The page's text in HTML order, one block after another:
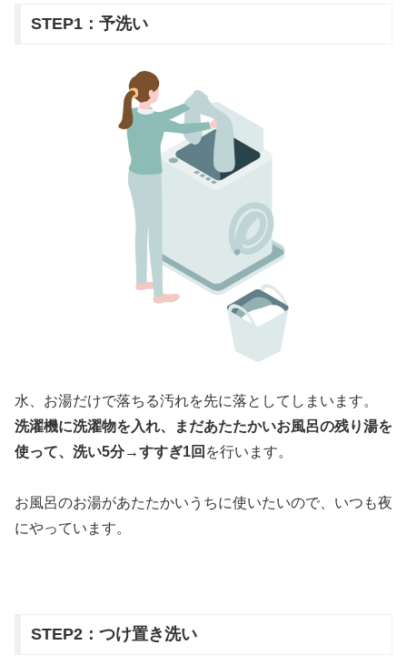
STEP1：予洗い
水、お湯だけで落ちる汚れを先に落としてしまいます。
洗濯機に洗濯物を入れ、まだあたたかいお風呂の残り湯を
使って、洗い5分→すすぎ1回 を行います。
お風呂のお湯があたたかいうちに使いたいので、いつも夜
にやっています。
STEP2：つけ置き洗い